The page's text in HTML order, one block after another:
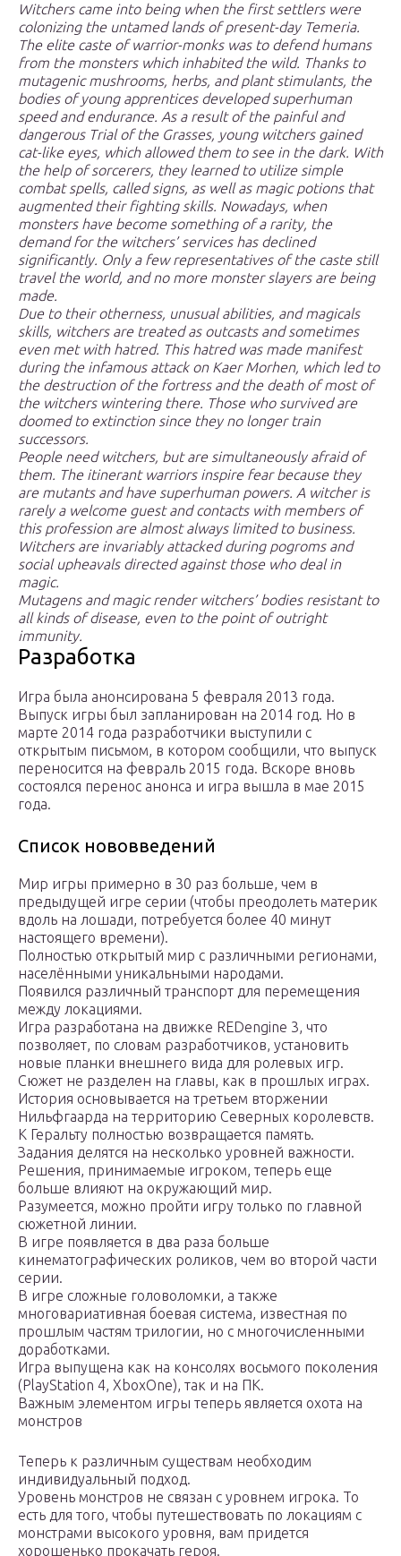
Witchers came into being when the first settlers were
colonizing the untamed lands of present-day Temeria.
The elite caste of warrior-monks was to defend humans
from the monsters which inhabited the wild. Thanks to
mutagenic mushrooms, herbs, and plant stimulants, the
bodies of young apprentices developed superhuman
speed and endurance. As a result of the painful and
dangerous Trial of the Grasses, young witchers gained
cat-like eyes, which allowed them to see in the dark. With
the help of sorcerers, they learned to utilize simple
combat spells, called signs, as well as magic potions that
augmented their fighting skills. Nowadays, when
monsters have become something of a rarity, the
demand for the witchers’ services has declined
significantly. Only a few representatives of the caste still
travel the world, and no more monster slayers are being
made.
Due to their otherness, unusual abilities, and magicals
skills, witchers are treated as outcasts and sometimes
even met with hatred. This hatred was made manifest
during the infamous attack on Kaer Morhen, which led to
the destruction of the fortress and the death of most of
the witchers wintering there. Those who survived are
doomed to extinction since they no longer train
successors.
People need witchers, but are simultaneously afraid of
them. The itinerant warriors inspire fear because they
are mutants and have superhuman powers. A witcher is
rarely a welcome guest and contacts with members of
this profession are almost always limited to business.
Witchers are invariably attacked during pogroms and
social upheavals directed against those who deal in
magic.
Mutagens and magic render witchers’ bodies resistant to
all kinds of disease, even to the point of outright
immunity.
Разработка
Игра была анонсирована 5 февраля 2013 года.
Выпуск игры был запланирован на 2014 год. Но в
марте 2014 года разработчики выступили с
открытым письмом, в котором сообщили, что выпуск
переносится на февраль 2015 года. Вскоре вновь
состоялся перенос анонса и игра вышла в мае 2015
года.
Список нововведений
Мир игры примерно в 30 раз больше, чем в
предыдущей игре серии (чтобы преодолеть материк
вдоль на лошади, потребуется более 40 минут
настоящего времени).
Полностью открытый мир с различными регионами,
населёнными уникальными народами.
Появился различный транспорт для перемещения
между локациями.
Игра разработана на движке REDengine 3, что
позволяет, по словам разработчиков, установить
новые планки внешнего вида для ролевых игр.
Сюжет не разделен на главы, как в прошлых играх.
История основывается на третьем вторжении
Нильфгаарда на территорию Северных королевств.
К Геральту полностью возвращается память.
Задания делятся на несколько уровней важности.
Решения, принимаемые игроком, теперь еще
больше влияют на окружающий мир.
Разумеется, можно пройти игру только по главной
сюжетной линии.
В игре появляется в два раза больше
кинематографических роликов, чем во второй части
серии.
В игре сложные головоломки, а также
многовариативная боевая система, известная по
прошлым частям трилогии, но с многочисленными
доработками.
Игра выпущена как на консолях восьмого поколения
(PlayStation 4, XboxOne), так и на ПК.
Важным элементом игры теперь является охота на
монстров
Теперь к различным существам необходим
индивидуальный подход.
Уровень монстров не связан с уровнем игрока. То
есть для того, чтобы путешествовать по локациям с
монстрами высокого уровня, вам придется
хорошенько прокачать героя.